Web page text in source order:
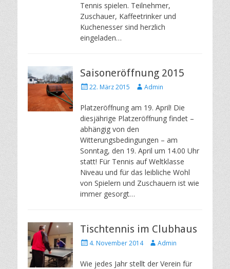
Tennis spielen. Teilnehmer,
Zuschauer, Kaffeetrinker und
Kuchenesser sind herzlich
eingeladen…
Saisoneröffnung 2015
Posted22. März 2015 Author
Admin
Platzeröffnung am 19. April! Die
diesjährige Platzeröffnung findet –
abhängig von den
Witterungsbedingungen – am
Sonntag, den 19. April um 14.00 Uhr
statt! Für Tennis auf Weltklasse
Niveau und für das leibliche Wohl
von Spielern und Zuschauern ist wie
immer gesorgt…
Tischtennis im Clubhaus
Posted4. November 2014 Author
Admin
Wie jedes Jahr stellt der Verein für